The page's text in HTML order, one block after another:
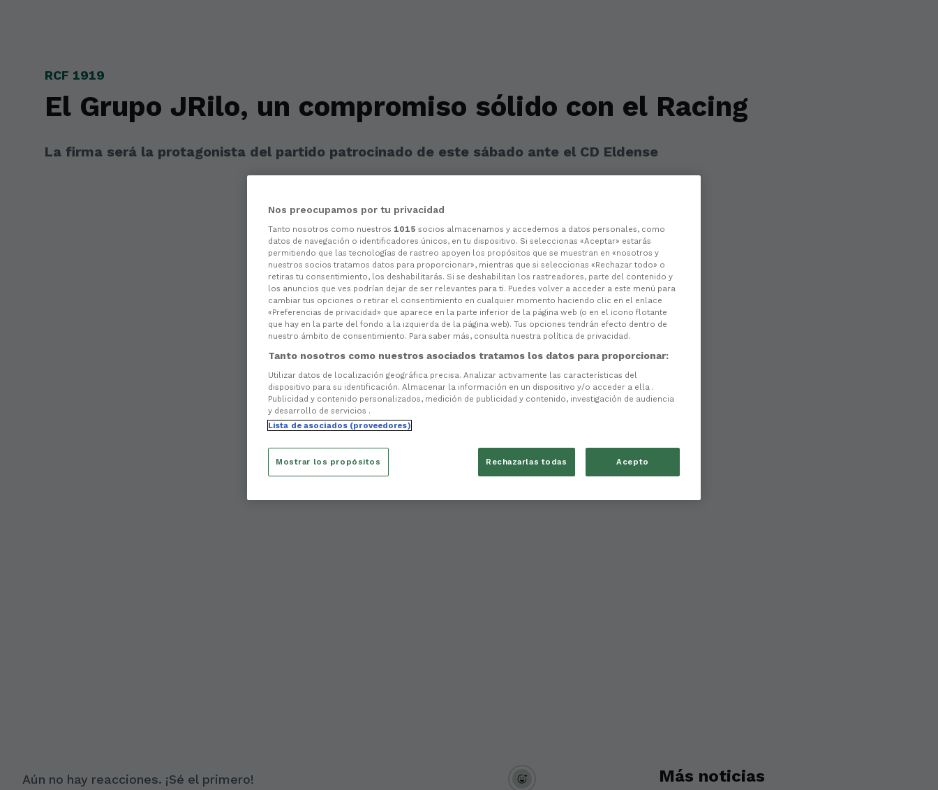
RCF 1919
El Grupo JRilo, un compromiso sólido con el Racing
La firma será la protagonista del partido patrocinado de este sábado ante el CD Eldense
Aún no hay reacciones. ¡Sé el primero! Más noticias
Nos preocupamos por tu privacidad
Tanto nosotros como nuestros 1015 socios almacenamos y accedemos a datos personales, como
datos de navegación o identificadores únicos, en tu dispositivo. Si seleccionas «Aceptar» estarás
permitiendo que las tecnologías de rastreo apoyen los propósitos que se muestran en «nosotros y
nuestros socios tratamos datos para proporcionar», mientras que si seleccionas «Rechazar todo» o
retiras tu consentimiento, los deshabilitarás. Si se deshabilitan los rastreadores, parte del contenido y
los anuncios que ves podrían dejar de ser relevantes para ti. Puedes volver a acceder a este menú para
cambiar tus opciones o retirar el consentimiento en cualquier momento haciendo clic en el enlace
«Preferencias de privacidad» que aparece en la parte inferior de la página web (o en el icono flotante
que hay en la parte del fondo a la izquierda de la página web). Tus opciones tendrán efecto dentro de
nuestro ámbito de consentimiento. Para saber más, consulta nuestra política de privacidad.
Tanto nosotros como nuestros asociados tratamos los datos para proporcionar:
Utilizar datos de localización geográfica precisa. Analizar activamente las características del
dispositivo para su identificación. Almacenar la información en un dispositivo y/o acceder a ella .
Publicidad y contenido personalizados, medición de publicidad y contenido, investigación de audiencia
y desarrollo de servicios .
Lista de asociados (proveedores)
Rechazarlas todas Acepto
Mostrar los propósitos